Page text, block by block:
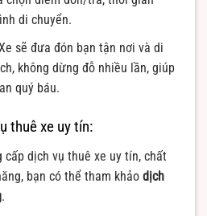
di chuyển.
sẽ đưa đón bạn tận nơi và di
không dừng đỗ nhiều lần, giúp
quý báu.
thuê xe uy tín:
dịch vụ thuê xe uy tín, chất
bạn có thể tham khảo dịch
.